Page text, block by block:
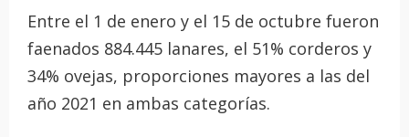
Entre el 1 de enero y el 15 de octubre fueron
faenados 884.445 lanares, el 51% corderos y
34% ovejas, proporciones mayores a las del
año 2021 en ambas categorías.